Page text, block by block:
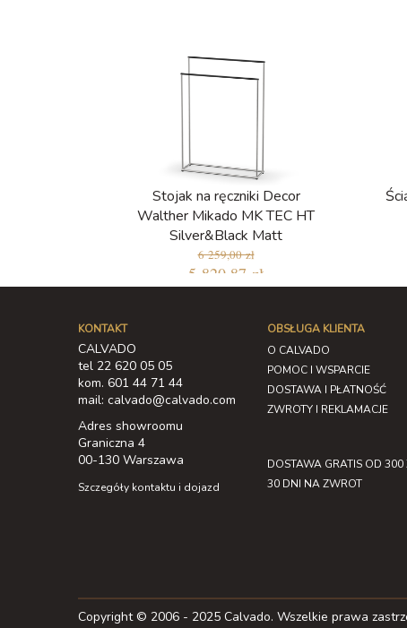
Stojak na ręczniki Decor
Walther Mikado MK TEC HT
Silver&Black Matt
6 259,00 zł
5 820,87 zł
KONTAKT
CALVADO
tel 22 620 05 05
kom. 601 44 71 44
mail: calvado@calvado.com
Adres showroomu
Graniczna 4
00-130 Warszawa
Szczegóły kontaktu i dojazd
OBSŁUGA KLIENTA
O CALVADO
POMOC I WSPARCIE
DOSTAWA I PŁATNOŚĆ
ZWROTY I REKLAMACJE
DOSTAWA GRATIS OD 300
30 DNI NA ZWROT
Copyright © 2006 - 2025 Calvado. Wszelkie prawa